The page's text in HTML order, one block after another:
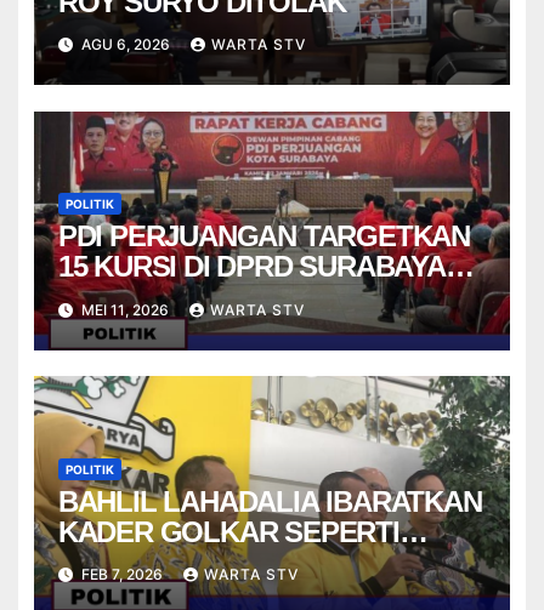
AGU 6, 2026 WARTA STV
POLITIK
PDI PERJUANGAN TARGETKAN
15 KURSI DI DPRD SURABAYA
PADA PEMILU 2029
MEI 11, 2026 WARTA STV
POLITIK
BAHLIL LAHADALIA IBARATKAN
KADER GOLKAR SEPERTI
STRIKER DALAM PERMAINAN
FUTSAL
FEB 7, 2026 WARTA STV